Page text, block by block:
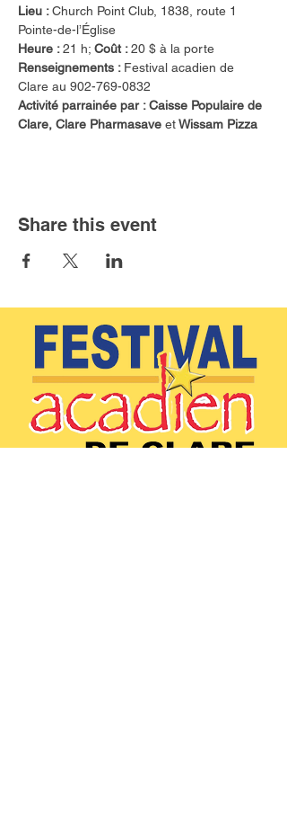
Lieu : Church Point Club, 1838, route 1
Pointe-de-l’Église
Heure : 21 h; Coût : 20 $ à la porte
Renseignements : Festival acadien de
Clare au 902-769-0832
Activité parrainée par : Caisse Populaire de
Clare, Clare Pharmasave et Wissam Pizza
Share this event